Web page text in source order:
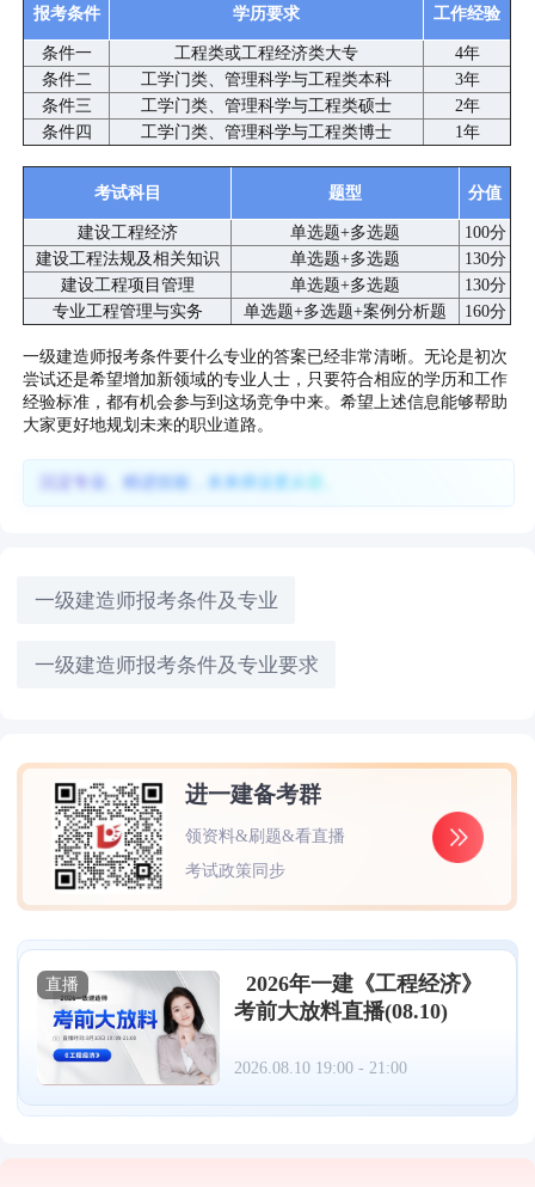
报考条件
学历要求 工作经验
条件一 工程类或工程经济类大专
4年
条件二
工学门类、管理科学与工程类本科
3年
条件三
工学门类、管理科学与工程类硕士
2年
条件四
工学门类、管理科学与工程类博士 1年
考试科目 题型 分值
建设工程经济 单选题+多选题
100分
建设工程法规及相关知识
单选题+多选题
130分
建设工程项目管理
单选题+多选题
130分
专业工程管理与实务
单选题+多选题+案例分析题 160分
一级建造师报考条件要什么专业的答案已经非常清晰。无论是初次
尝试还是希望增加新领域的专业人士，只要符合相应的学历和工作
经验标准，都有机会参与到这场竞争中来。希望上述信息能够帮助
大家更好地规划未来的职业道路。
沉淀专业、精进技能，未来择业更从容。
一级建造师报考条件及专业
一级建造师报考条件及专业要求
进一建备考群
领资料&刷题&看直播
考试政策同步
直播
2026年一建《工程经济》
考前大放料直播(08.10)
2026.08.10 19:00 - 21:00